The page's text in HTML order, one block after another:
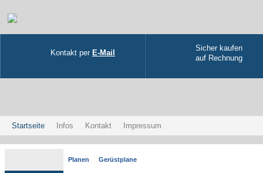
Kontakt per E-Mail
Sicher kaufen
auf Rechnung
Startseite Infos Kontakt Impressum
Planen Gerüstplane